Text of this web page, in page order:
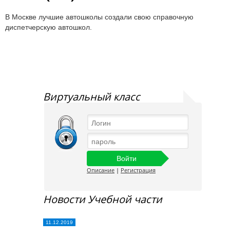
В Москве лучшие автошколы создали свою справочную
диспетчерскую автошкол.
Виртуальный класс
Описание | Регистрация
Новости Учебной части
11.12.2019